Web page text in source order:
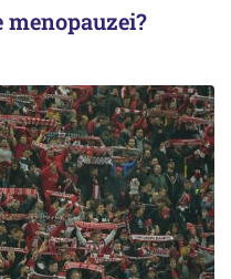
menopauzei?